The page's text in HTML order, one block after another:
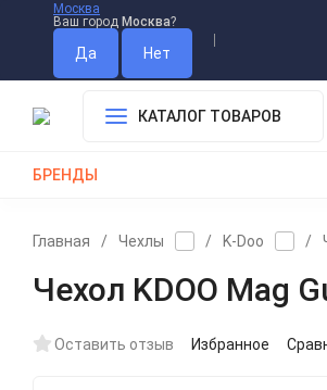
Москва
Ваш город Москва?
КАТАЛОГ ТОВАРОВ
БРЕНДЫ
Главная / Чехлы / K-Doo /
Чехол KDOO Mag
Оставить отзыв Избранное